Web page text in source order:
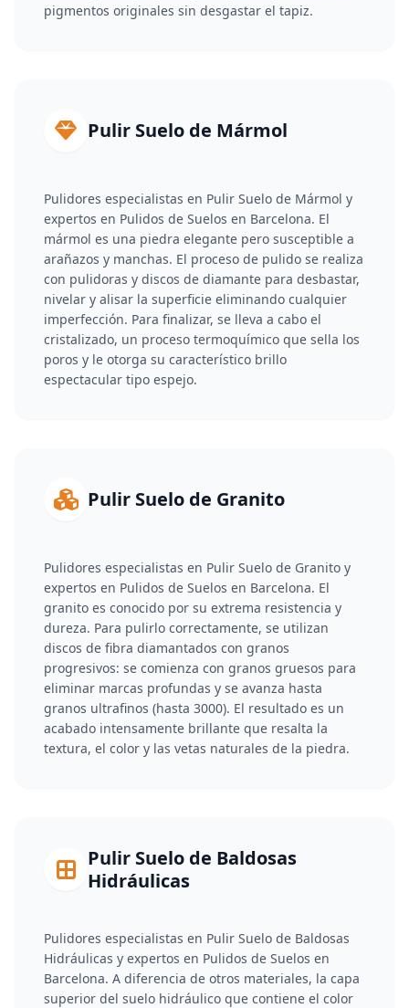
pigmentos originales sin desgastar el tapiz.
Pulir Suelo de Mármol
Pulidores especialistas en Pulir Suelo de Mármol y
expertos en Pulidos de Suelos en Barcelona. El
mármol es una piedra elegante pero susceptible a
arañazos y manchas. El proceso de pulido se realiza
con pulidoras y discos de diamante para desbastar,
nivelar y alisar la superficie eliminando cualquier
imperfección. Para finalizar, se lleva a cabo el
cristalizado, un proceso termoquímico que sella los
poros y le otorga su característico brillo
espectacular tipo espejo.
Pulir Suelo de Granito
Pulidores especialistas en Pulir Suelo de Granito y
expertos en Pulidos de Suelos en Barcelona. El
granito es conocido por su extrema resistencia y
dureza. Para pulirlo correctamente, se utilizan
discos de fibra diamantados con granos
progresivos: se comienza con granos gruesos para
eliminar marcas profundas y se avanza hasta
granos ultrafinos (hasta 3000). El resultado es un
acabado intensamente brillante que resalta la
textura, el color y las vetas naturales de la piedra.
Pulir Suelo de Baldosas
Hidráulicas
Pulidores especialistas en Pulir Suelo de Baldosas
Hidráulicas y expertos en Pulidos de Suelos en
Barcelona. A diferencia de otros materiales, la capa
superior del suelo hidráulico que contiene el color